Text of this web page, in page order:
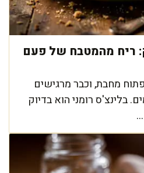
ריח מהמטבח של פעם
מחבת, וכבר מרגישים
בלינצ'ס רומני הוא בדיוק